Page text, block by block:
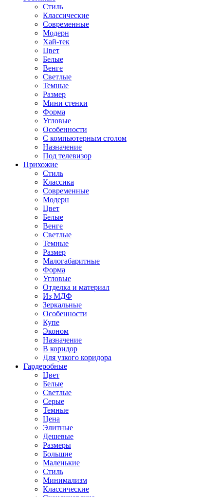
Стиль
Классические
Современные
Модерн
Хай-тек
Цвет
Белые
Венге
Светлые
Темные
Размер
Мини стенки
Форма
Угловые
Особенности
С компьютерным столом
Назначение
Под телевизор
Прихожие
Стиль
Классика
Современные
Модерн
Цвет
Белые
Венге
Светлые
Темные
Размер
Малогабаритные
Форма
Угловые
Отделка и материал
Из МДФ
Зеркальные
Особенности
Купе
Эконом
Назначение
В коридор
Для узкого коридора
Гардеробные
Цвет
Белые
Светлые
Серые
Темные
Цена
Элитные
Дешевые
Размеры
Большие
Маленькие
Стиль
Минимализм
Классические